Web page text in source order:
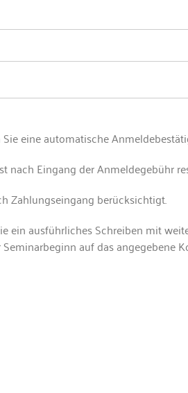
eine automatische
nach Eingang der Anmeldegebühr
Zahlungseingang berücksichtigt.
ein ausführliches Schreiben mit
auf das angegebene